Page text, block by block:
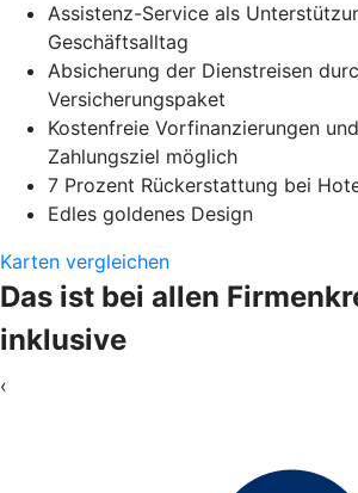
Assistenz-Service als
Geschäftsalltag
Absicherung der Dienstreisen
Versicherungspaket
Kostenfreie Vorfinanzierungen
Zahlungsziel möglich
7 Prozent Rückerstattung bei
Edles goldenes Design
Karten vergleichen
Das ist bei allen
inklusive
‹